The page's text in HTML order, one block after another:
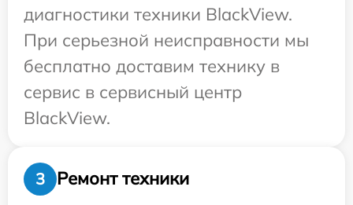
диагностики техники BlackView.
При серьезной неисправности мы
бесплатно доставим технику в
сервис в сервисный центр
BlackView.
3
Ремонт техники